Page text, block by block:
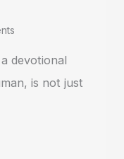
devotional
is not just